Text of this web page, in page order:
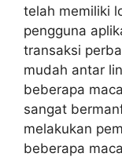
telah memiliki
pengguna
transaksi
mudah antar
beberapa
sangat
melakukan
beberapa